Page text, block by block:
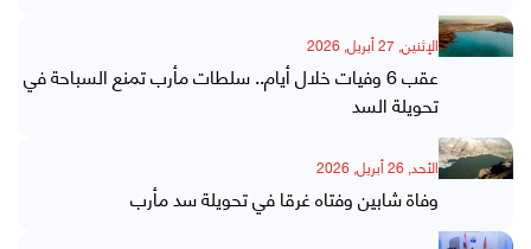
الإثنين, 27 أبريل, 2026
عقب 6 وفيات خلال أيام.. سلطات مأرب تمنع السباحة في
تحويلة السد
الأحد, 26 أبريل, 2026
وفاة شابين وفتاه غرقا في تحويلة سد مأرب